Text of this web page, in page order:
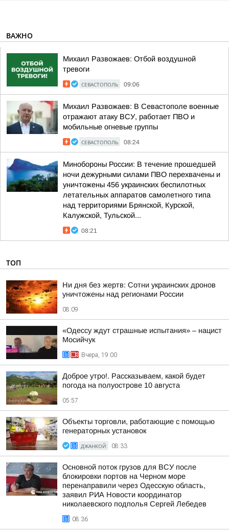
ВАЖНО
Михаил Развожаев: Отбой воздушной
тревоги
СЕВАСТОПОЛЬ 09:06
Михаил Развожаев: В Севастополе военные
отражают атаку ВСУ, работает ПВО и
мобильные огневые группы
СЕВАСТОПОЛЬ 08:24
Минобороны России: В течение прошедшей
ночи дежурными силами ПВО перехвачены и
уничтожены 456 украинских беспилотных
летательных аппаратов самолетного типа
над территориями Брянской, Курской,
Калужской, Тульской...
08:21
ТОП
Ни дня без жертв: Сотни украинских дронов
уничтожены над регионами России
08:09
«Одессу ждут страшные испытания» – нацист
Мосийчук
Вчера, 19:00
Доброе утро!. Рассказываем, какой будет
погода на полуострове 10 августа
05:57
Объекты торговли, работающие с помощью
генераторных установок
ДЖАНКОЙ 08:33
Основной поток грузов для ВСУ после
блокировки портов на Черном море
перенаправили через Одесскую область,
заявил РИА Новости координатор
николаевского подполья Сергей Лебедев
08:36